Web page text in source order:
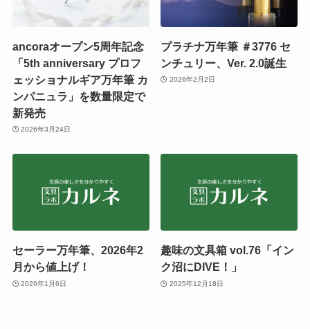
ancoraオープン5周年記念
「5th anniversary プロフ
ェッショナルギア万年筆 カ
ンパニュラ」を数量限定で
新発売
2026年3月24日
プラチナ万年筆 ＃3776 セ
ンチュリー、Ver. 2.0誕生
2026年2月2日
セーラー万年筆、2026年2
月から値上げ！
2026年1月6日
趣味の文具箱 vol.76「イン
ク沼にDIVE！」
2025年12月18日